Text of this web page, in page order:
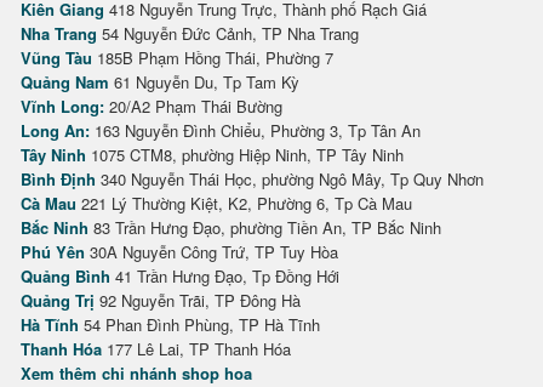
Kiên Giang 418 Nguyễn Trung Trực, Thành phố Rạch Giá
Nha Trang 54 Nguyễn Đức Cảnh, TP Nha Trang
Vũng Tàu 185B Phạm Hồng Thái, Phường 7
Quảng Nam 61 Nguyễn Du, Tp Tam Kỳ
Vĩnh Long: 20/A2 Phạm Thái Bường
Long An: 163 Nguyễn Đình Chiểu, Phường 3, Tp Tân An
Tây Ninh 1075 CTM8, phường Hiệp Ninh, TP Tây Ninh
Bình Định 340 Nguyễn Thái Học, phường Ngô Mây, Tp Quy Nhơn
Cà Mau 221 Lý Thường Kiệt, K2, Phường 6, Tp Cà Mau
Bắc Ninh 83 Trần Hưng Đạo, phường Tiền An, TP Bắc Ninh
Phú Yên 30A Nguyễn Công Trứ, TP Tuy Hòa
Quảng Bình 41 Trần Hưng Đạo, Tp Đồng Hới
Quảng Trị 92 Nguyễn Trãi, TP Đông Hà
Hà Tĩnh 54 Phan Đình Phùng, TP Hà Tĩnh
Thanh Hóa 177 Lê Lai, TP Thanh Hóa
Xem thêm chi nhánh shop hoa